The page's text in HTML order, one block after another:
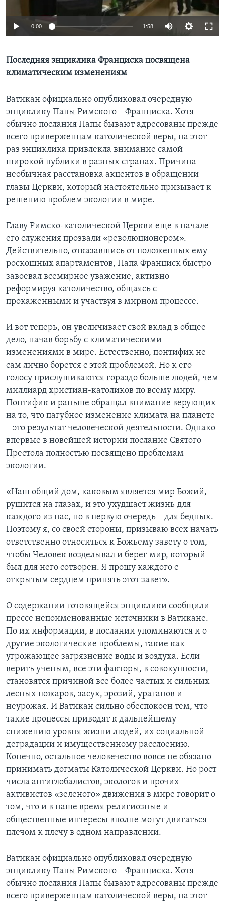
Learning English
0:00 1:58
Последняя энциклика Франциска посвящена
климатическим изменениям
Ватикан официально опубликовал очередную
энциклику Папы Римского – Франциска. Хотя
обычно послания Папы бывают адресованы прежде
всего приверженцам католической веры, на этот
раз энциклика привлекла внимание самой
широкой публики в разных странах. Причина –
необычная расстановка акцентов в обращении
главы Церкви, который настоятельно призывает к
решению проблем экологии в мире.
Главу Римско-католической Церкви еще в начале
его служения прозвали «революционером».
Действительно, отказавшись от положенных ему
роскошных апартаментов, Папа Франциск быстро
завоевал всемирное уважение, активно
реформируя католичество, общаясь с
прокаженными и участвуя в мирном процессе.
И вот теперь, он увеличивает свой вклад в общее
дело, начав борьбу с климатическими
изменениями в мире. Естественно, понтифик не
сам лично борется с этой проблемой. Но к его
голосу прислушиваются гораздо больше людей, чем
миллиард христиан-католиков по всему миру.
Понтифик и раньше обращал внимание верующих
на то, что пагубное изменение климата на планете
– это результат человеческой деятельности. Однако
впервые в новейшей истории послание Святого
Престола полностью посвящено проблемам
экологии.
«Наш общий дом, каковым является мир Божий,
рушится на глазах, и это ухудшает жизнь для
каждого из нас, но в первую очередь – для бедных.
Поэтому я, со своей стороны, призываю всех начать
ответственно относиться к Божьему завету о том,
чтобы Человек возделывал и берег мир, который
был для него сотворен. Я прошу каждого с
открытым сердцем принять этот завет».
О содержании готовящейся энциклики сообщили
прессе непоименованные источники в Ватикане.
По их информации, в послании упоминаются и о
другие экологические проблемы, такие как
угрожающее загрязнение воды и воздуха. Если
верить ученым, все эти факторы, в совокупности,
становятся причиной все более частых и сильных
лесных пожаров, засух, эрозий, ураганов и
неурожая. И Ватикан сильно обеспокоен тем, что
такие процессы приводят к дальнейшему
снижению уровня жизни людей, их социальной
деградации и имущественному расслоению.
Конечно, остальное человечество вовсе не обязано
принимать догматы Католической Церкви. Но рост
числа антиглобалистов, экологов и прочих
активистов «зеленого» движения в мире говорит о
том, что и в наше время религиозные и
общественные интересы вполне могут двигаться
плечом к плечу в одном направлении.
Ватикан официально опубликовал очередную
энциклику Папы Римского – Франциска. Хотя
обычно послания Папы бывают адресованы прежде
всего приверженцам католической веры, на этот